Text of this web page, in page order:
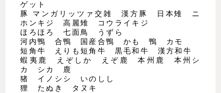
ゲット
豚 マンガリッツァ交雑 漢方豚 日本雉 ニ
ホンキジ 高麗雉 コウライキジ
ほろほろ 七面鳥 うずら
河内鴨 合鴨 国産合鴨 かも 鴨 カモ
短角牛 えりも短角牛 黒毛和牛 漢方和牛
蝦夷鹿 えぞしか えぞ鹿 本州鹿 本州シ
カ シカ 鹿
猪 イノシシ いのしし
狸 たぬき タヌキ